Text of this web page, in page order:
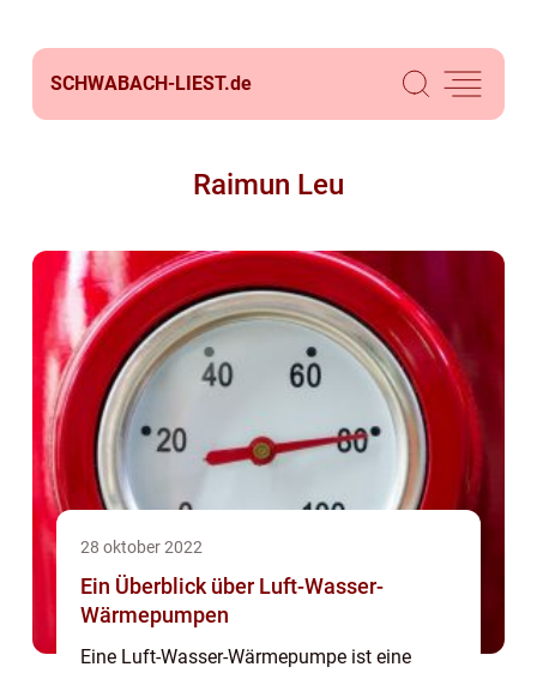
SCHWABACH-LIEST.de
Raimun Leu
28 oktober 2022
Ein Überblick über Luft-Wasser-
Wärmepumpen
Eine Luft-Wasser-Wärmepumpe ist eine